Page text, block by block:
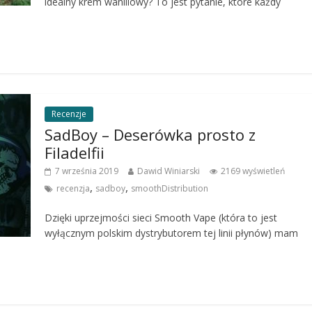
Recenzje
SadBoy – Deserówka prosto z
Filadelfii
7 września 2019 Dawid Winiarski
2169 wyświetleń
recenzja, sadboy, smoothDistribution
Dzięki uprzejmości sieci Smooth Vape (która to jest
wyłącznym polskim dystrybutorem tej linii płynów) mam